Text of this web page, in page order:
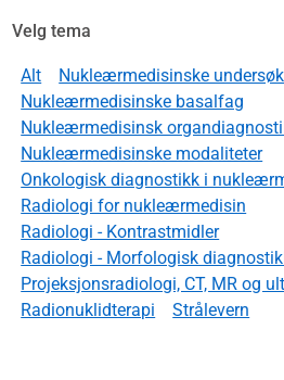
Velg tema
Alt
Nukleærmedisinske
Nukleærmedisinske basalfag
Nukleærmedisinsk
Nukleærmedisinske modaliteter
Onkologisk diagnostikk i
Radiologi for nukleærmedisin
Radiologi - Kontrastmidler
Radiologi - Morfologisk
Projeksjonsradiologi, CT, MR og
Radionuklidterapi
Strålevern